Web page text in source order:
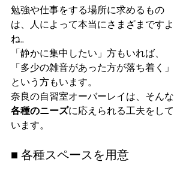
勉強や仕事をする場所に求めるもの
は、人によって本当にさまざまですよ
ね。
「静かに集中したい」方もいれば、
「多少の雑音があった方が落ち着く」
という方もいます。
奈良の自習室オーバーレイは、そんな
各種のニーズに応えられる工夫をして
います。
■ 各種スペースを用意